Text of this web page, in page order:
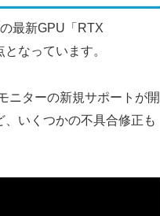
最新GPU「RTX
なっています。
ニターの新規サポートが開
、いくつかの不具合修正も